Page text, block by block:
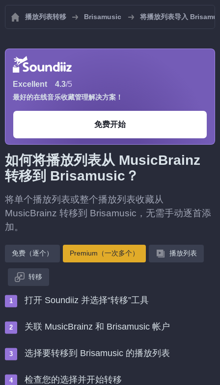
播放列表转移 Brisamusic 将播放列表导入
Excellent 4.3/5
最好的在线音乐收藏管理解决方案！
免费开始
如何将播放列表从 MusicBrainz
转移到 Brisamusic？
将单个播放列表或整个播放列表收藏从
MusicBrainz 转移到 Brisamusic，无需手动逐首添
加。
免费（逐个） Premium（一次多个） 播放列表
转移
打开 Soundiiz 并选择“转移”工具
关联 MusicBrainz 和 Brisamusic 帐户
选择要转移到 Brisamusic 的播放列表
检查您的选择并开始转移